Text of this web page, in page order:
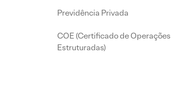
Previdência Privada
COE (Certificado de Operações
Estruturadas)